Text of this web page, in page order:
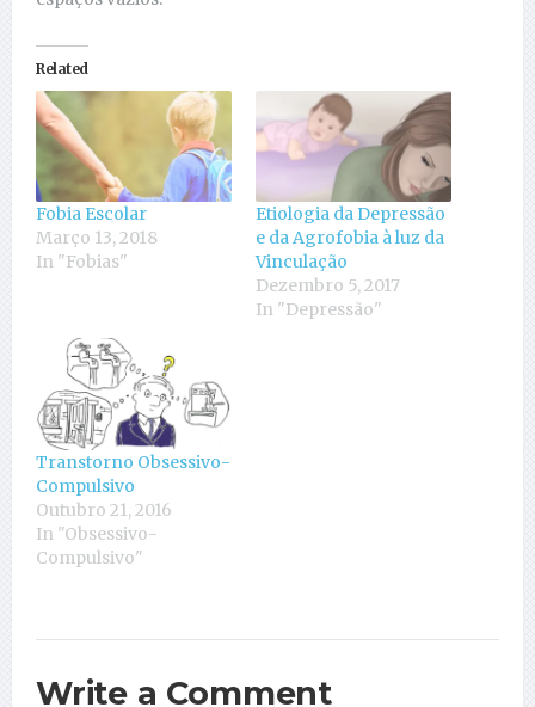
Related
Fobia Escolar
Março 13, 2018
In "Fobias"
Etiologia da Depressão
e da Agrofobia à luz da
Vinculação
Dezembro 5, 2017
In "Depressão"
Transtorno Obsessivo-
Compulsivo
Outubro 21, 2016
In "Obsessivo-
Compulsivo"
Write a Comment